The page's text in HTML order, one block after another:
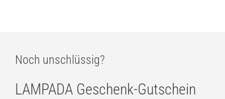
Noch unschlüssig?
LAMPADA Geschenk-Gutschein